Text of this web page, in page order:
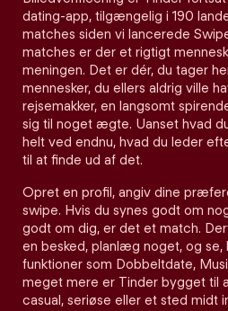
dating-app, tilgængelig i 190
matches siden vi lancerede
matches er der et rigtigt
meningen. Det er dér, du tager
mennesker, du ellers aldrig ville
rejsemakker, en langsomt
sig til noget ægte. Uanset hvad
helt ved endnu, hvad du leder
til at finde ud af det.
Opret en profil, angiv dine
swipe. Hvis du synes godt om
godt om dig, er det et match.
en besked, planlæg noget, og se,
funktioner som Dobbeltdate,
meget mere er Tinder bygget til
casual, seriøse eller et sted midt